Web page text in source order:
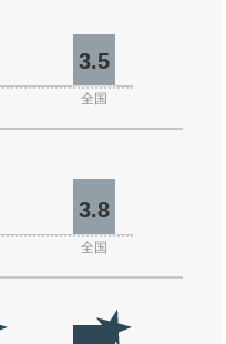
3.5
全国
3.8
全国